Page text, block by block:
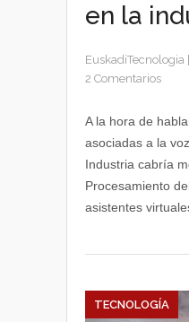
en la
EuskadiTecnologia
2 Comentarios
A la hora de
asociadas a la
Industria cabría
Procesamiento
asistentes
TECNOLOGÍA